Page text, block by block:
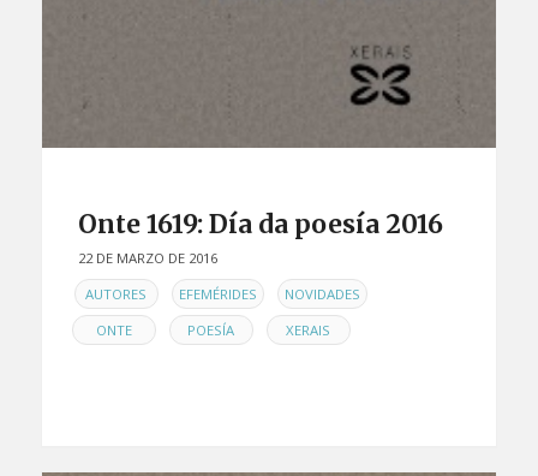
Onte 1619: Día da poesía 2016
22 DE MARZO DE 2016
ENAUTORES , EFEMÉRIDES , NOVIDADES ,
ONTE , POESÍA , XERAIS